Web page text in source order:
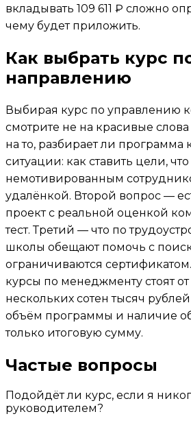
вкладывать 109 611 ₽ сложно
чему будет приложить.
Как выбрать курс
направлению
Выбирая курс по управлению
смотрите не на красивые слова
на то, разбирает ли программа
ситуации: как ставить цели,
немотивированным
удалёнкой. Второй вопрос —
проект с реальной оценкой
тест. Третий — что по
школы обещают помочь с
ограничиваются
курсы по менеджменту стоят
нескольких сотен тысяч
объём программы и наличие
только итоговую сумму.
Частые вопросы
Подойдёт ли курс, если я
руководителем?